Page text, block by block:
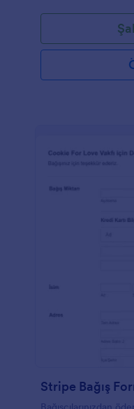
Stripe Bağış